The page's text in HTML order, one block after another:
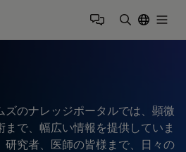
ズのナレッジポータルでは、顕微
で、幅広い情報を提供していま
研究者、医師の皆様まで、日々の